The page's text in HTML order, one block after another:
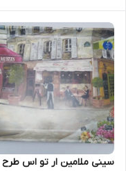
سینی ملامین ار تو اس طرح